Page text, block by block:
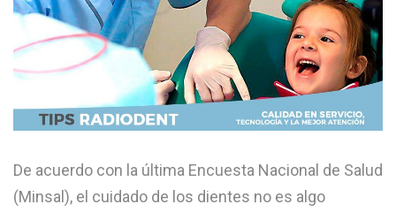
De acuerdo con la última Encuesta Nacional de Salud
(Minsal), el cuidado de los dientes no es algo